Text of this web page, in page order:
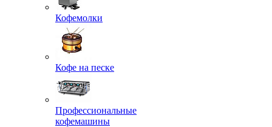
Кофемолки
Кофе на песке
Профессиональные
кофемашины